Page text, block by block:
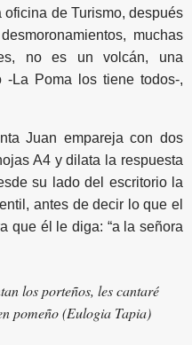
de Turismo, después
muchas
no es un volcán, una
-La Poma los tiene todos-,
Juan empareja con dos
A4 y dilata la respuesta
su lado del escritorio la
antes de decir lo que el
que él le diga: “a la señora
los porteños, les cantaré
pomeño (Eulogia Tapia)